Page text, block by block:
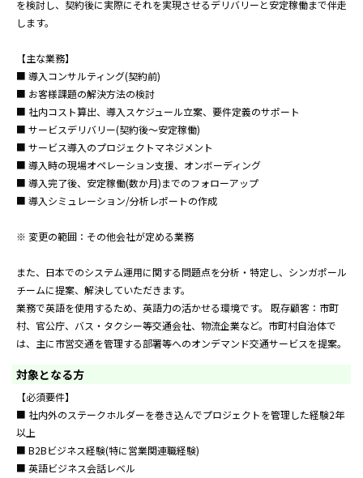
を検討し、契約後に実際にそれを実現させるデリバリーと安定稼働まで伴走
します。
【主な業務】
■ 導入コンサルティング(契約前)
■ お客様課題の解決方法の検討
■ 社内コスト算出、導入スケジュール立案、要件定義のサポート
■ サービスデリバリー(契約後～安定稼働)
■ サービス導入のプロジェクトマネジメント
■ 導入時の現場オペレーション支援、オンボーディング
■ 導入完了後、安定稼働(数か月)までのフォローアップ
■ 導入シミュレーション/分析レポートの作成
※ 変更の範囲：その他会社が定める業務
また、日本でのシステム運用に関する問題点を分析・特定し、シンガポール
チームに提案、解決していただきます。
業務で英語を使用するため、英語力の活かせる環境です。 既存顧客：市町
村、官公庁、バス・タクシー等交通会社、物流企業など。市町村自治体で
は、主に市営交通を管理する部署等へのオンデマンド交通サービスを提案。
対象となる方
【必須要件】
■ 社内外のステークホルダーを巻き込んでプロジェクトを管理した経験2年
以上
■ B2Bビジネス経験(特に営業関連職経験)
■ 英語ビジネス会話レベル